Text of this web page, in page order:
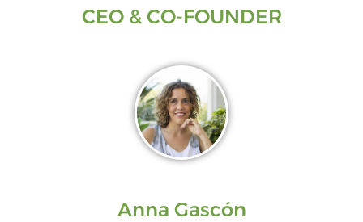
CEO & CO-FOUNDER
Anna Gascón